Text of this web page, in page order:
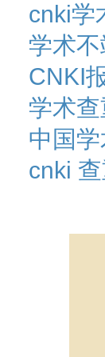
cnki学
学术
CNKI
学术
中国
cnki